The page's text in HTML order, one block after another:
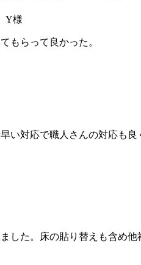
もらって良かった。
対応で職人さんの対応も良
た。床の貼り替えも含め他